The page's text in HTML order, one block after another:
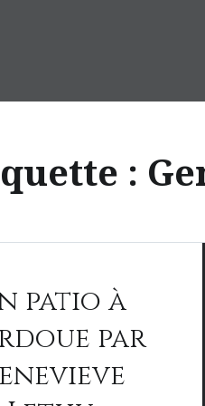
:
patio à
par